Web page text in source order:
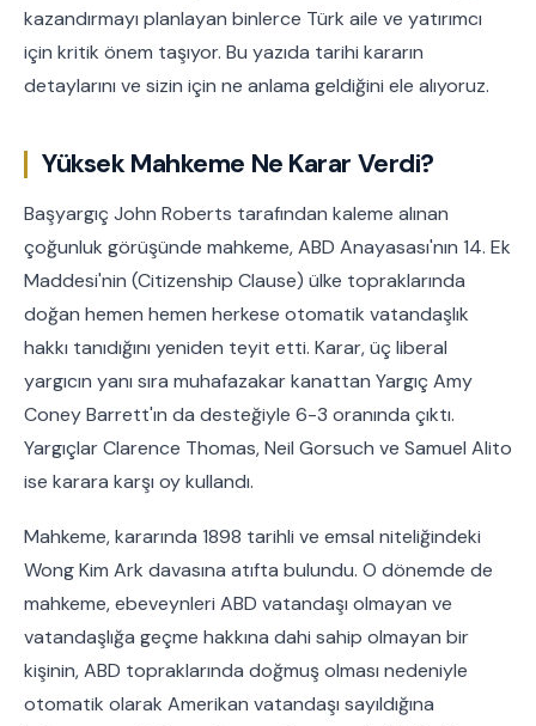
kazandırmayı planlayan binlerce Türk aile ve yatırımcı
için kritik önem taşıyor. Bu yazıda tarihi kararın
detaylarını ve sizin için ne anlama geldiğini ele alıyoruz.
Yüksek Mahkeme Ne Karar Verdi?
Başyargıç John Roberts tarafından kaleme alınan
çoğunluk görüşünde mahkeme, ABD Anayasası'nın 14. Ek
Maddesi'nin (Citizenship Clause) ülke topraklarında
doğan hemen hemen herkese otomatik vatandaşlık
hakkı tanıdığını yeniden teyit etti. Karar, üç liberal
yargıcın yanı sıra muhafazakar kanattan Yargıç Amy
Coney Barrett'ın da desteğiyle 6-3 oranında çıktı.
Yargıçlar Clarence Thomas, Neil Gorsuch ve Samuel Alito
ise karara karşı oy kullandı.
Mahkeme, kararında 1898 tarihli ve emsal niteliğindeki
Wong Kim Ark davasına atıfta bulundu. O dönemde de
mahkeme, ebeveynleri ABD vatandaşı olmayan ve
vatandaşlığa geçme hakkına dahi sahip olmayan bir
kişinin, ABD topraklarında doğmuş olması nedeniyle
otomatik olarak Amerikan vatandaşı sayıldığına